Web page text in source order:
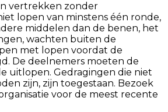
vertrekken zonder
lopen van minstens één ronde,
middelen dan de benen, het
wachten buiten de
met lopen voordat de
De deelnemers moeten de
uitlopen. Gedragingen die niet
zijn, zijn toegestaan. Bezoek
voor de meest recente